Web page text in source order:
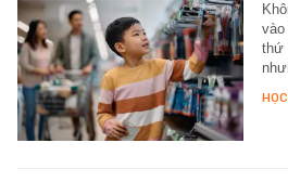
thứ